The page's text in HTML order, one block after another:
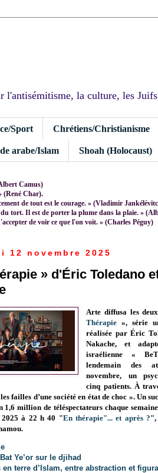
l'antisémitisme, la culture, les
Sport Chrétiens/Christianisme
arabe/Islam Shoah (Holocaust)
Camus)
(René Char).
de tout est le courage. » (Vladimir
tort. Il est de porter la plume dans la plaie. »
de voir ce que l'on voit. » (Charles Péguy)
12 novembre 2025
» d'Éric Toledano
Arte diffusa les
Thérapie », série
réalisée par Éric
Nakache, et
israélienne «
lendemain des
novembre, un
cinq patients. À
failles d’une société en état de choc ». Un
1,6 million de téléspectateurs chaque semaine
2025 à 22 h 40 "En thérapie"... et après ?",
Ye’or sur le djihad
en terre d’Islam, entre abstraction et